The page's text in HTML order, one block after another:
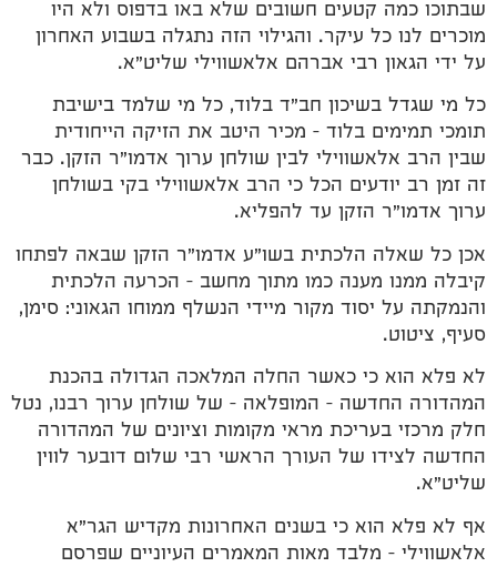
שבתוכו כמה קטעים חשובים שלא באו בדפוס ולא היו
מוכרים לנו כל עיקר. והגילוי הזה נתגלה בשבוע האחרון
על ידי הגאון רבי אברהם אלאשווילי שליט"א.
כל מי שגדל בשיכון חב"ד בלוד, כל מי שלמד בישיבת
תומכי תמימים בלוד – מכיר היטב את הזיקה הייחודית
שבין הרב אלאשווילי לבין שולחן ערוך אדמו"ר הזקן. כבר
זה זמן רב יודעים הכל כי הרב אלאשווילי בקי בשולחן
ערוך אדמו"ר הזקן עד להפליא.
אכן כל שאלה הלכתית בשו"ע אדמו"ר הזקן שבאה לפתחו
קיבלה ממנו מענה כמו מתוך מחשב – הכרעה הלכתית
והנמקתה על יסוד מקור מיידי הנשלף ממוחו הגאוני: סימן,
סעיף, ציטוט.
לא פלא הוא כי כאשר החלה המלאכה הגדולה בהכנת
המהדורה החדשה – המופלאה – של שולחן ערוך רבנו, נטל
חלק מרכזי בעריכת מראי מקומות וציונים של המהדורה
החדשה לצידו של העורך הראשי רבי שלום דובער לווין
שליט"א.
אף לא פלא הוא כי בשנים האחרונות מקדיש הגר"א
אלאשווילי – מלבד מאות המאמרים העיוניים שפרסם